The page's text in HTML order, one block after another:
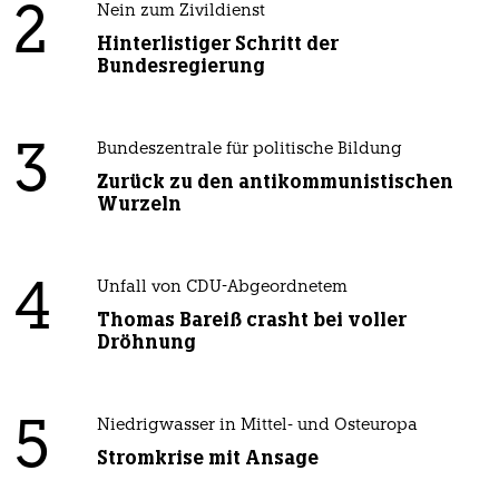
2 Nein zum Zivildienst
Hinterlistiger Schritt der
Bundesregierung
3 Bundeszentrale für politische Bildung
Zurück zu den antikommunistischen
Wurzeln
4 Unfall von CDU-Abgeordnetem
Thomas Bareiß crasht bei voller
Dröhnung
5 Niedrigwasser in Mittel- und Osteuropa
Stromkrise mit Ansage